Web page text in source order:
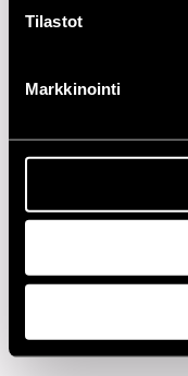
Tilastot
Markkinointi
1980-LUKU